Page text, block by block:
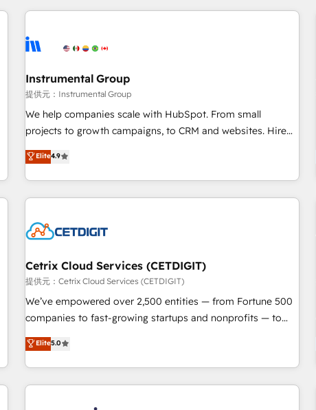
programmes and accelerate ROI across every HubSpot
automation, we turn complexity into clarity, human at global
future.” Others agree it is proof of trust built through
measurable impact.
Instrumental Group
提供元：Instrumental Group
We help companies scale with HubSpot. From small
projects to growth campaigns, to CRM and websites. Hire
an agency that's experienced in every inch of HubSpot and
willing to work hand-in-hand with your team to simplify the
complex and build a better experience for your team and
customers.
Elite4.9
Cetrix Cloud Services (CETDIGIT)
提供元：Cetrix Cloud Services (CETDIGIT)
We’ve empowered over 2,500 entities — from Fortune 500
companies to fast-growing startups and nonprofits — to
streamline operations, scale revenue, and unlock the full
potential of HubSpot. With deep technical and industry
expertise, we fuse automation, integration, and AI
innovation to deliver lasting impact. We specialize in: •
Elite5.0